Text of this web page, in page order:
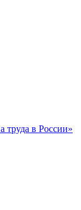
труда в России»